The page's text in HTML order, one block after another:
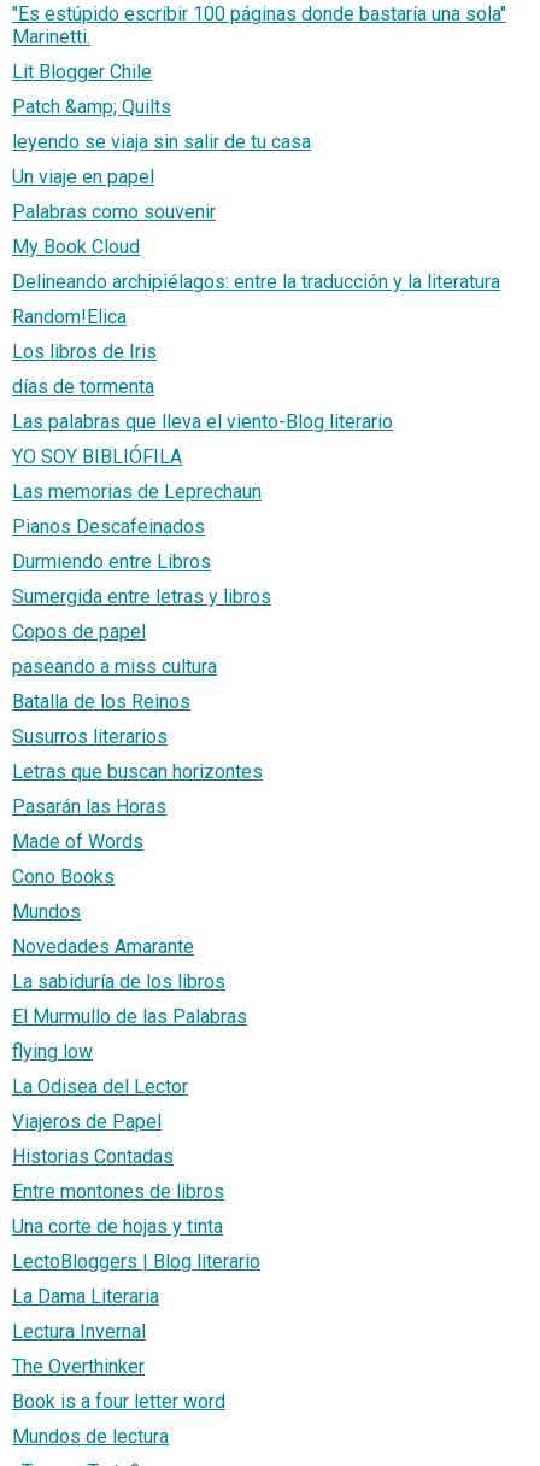
"Es estúpido escribir 100 páginas donde bastaría una sola"
Marinetti.
Lit Blogger Chile
Patch &amp; Quilts
leyendo se viaja sin salir de tu casa
Un viaje en papel
Palabras como souvenir
My Book Cloud
Delineando archipiélagos: entre la traducción y la literatura
Random!Elica
Los libros de Iris
días de tormenta
Las palabras que lleva el viento-Blog literario
YO SOY BIBLIÓFILA
Las memorias de Leprechaun
Pianos Descafeinados
Durmiendo entre Libros
Sumergida entre letras y libros
Copos de papel
paseando a miss cultura
Batalla de los Reinos
Susurros literarios
Letras que buscan horizontes
Pasarán las Horas
Made of Words
Cono Books
Mundos
Novedades Amarante
La sabiduría de los libros
El Murmullo de las Palabras
flying low
La Odisea del Lector
Viajeros de Papel
Historias Contadas
Entre montones de libros
Una corte de hojas y tinta
LectoBloggers | Blog literario
La Dama Literaria
Lectura Invernal
The Overthinker
Book is a four letter word
Mundos de lectura